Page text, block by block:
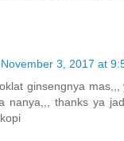
November 3, 2017 at
ginsengnya
nanya,,, thanks ya